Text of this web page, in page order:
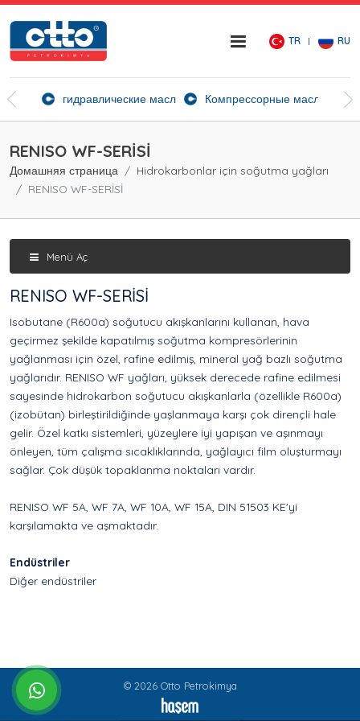
TR RU
агенты гидравлические масла Компрессорные масла
whatsapp
RENISO WF-SERİSİ
Домашняя страница
Hidrokarbonlar için soğutma yağları
RENISO WF-SERİSİ
Menü Aç
RENISO WF-SERİSİ
Isobutane (R600a) soğutucu akışkanlarını kullanan, hava
geçirmez şekilde kapatılmış soğutma kompresörlerinin
yağlanması için özel, rafine edilmiş, mineral yağ bazlı soğutma
yağlarıdır. RENISO WF yağları, yüksek derecede rafine edilmesi
sayesinde hidrokarbon soğutucu akışkanlarla (özellikle R600a)
(izobütan) birleştirildiğinde yaşlanmaya karşı çok dirençli hale
gelir. Özel katkı sistemleri, yüzeylere iyi yapışan ve aşınmayı
önleyen, tüm çalışma sıcaklıklarında, yağlayıcı film oluşturmayı
sağlar. Çok düşük topaklanma noktaları vardır.
RENISO WF 5A, WF 7A, WF 10A, WF 15A, DIN 51503 KE'yi
karşılamakta ve aşmaktadır.
Endüstriler
Diğer endüstriler
© 2026 Otto Petrokimya